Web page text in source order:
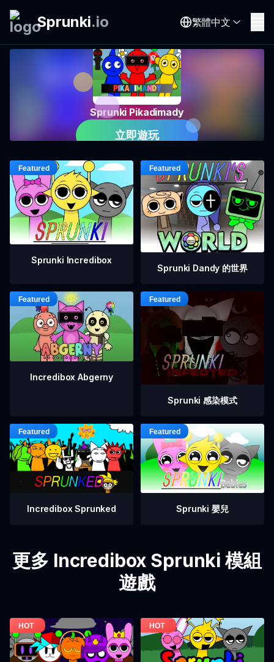
Sprunki.io 繁體中文
Sprunki Pikadimady
立即遊玩
Sprunki Incredibox
Sprunki Dandy 的世界
Incredibox Abgerny
Sprunki 感染模式
Incredibox Sprunked Sprunki 嬰兒
更多 Incredibox Sprunki 模組
遊戲